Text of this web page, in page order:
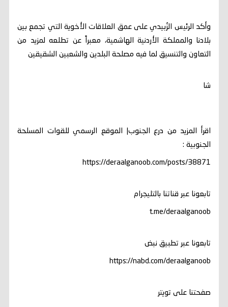
وأكد الرئيس الزُبيدي على عمق العلاقات الأخوية التي تجمع بين
بلادنا والمملكة الأردنية الهاشمية، معبراً عن تطلعه لمزيد من
التعاون والتنسيق لما فيه مصلحة البلدين والشعبين الشقيقين
شا
اقرأ المزيد من درع الجنوب| الموقع الرسمي للقوات المسلحة
الجنوبية :
https://deraalganoob.com/posts/38871
تابعونا عبر قناتنا بالتليجرام
t.me/deraalganoob
تابعونا عبر تطبيق نبض
https://nabd.com/deraalganoob
صفحتنا على تويتر